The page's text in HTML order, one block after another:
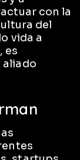
con la
del
vida a
es
aliado